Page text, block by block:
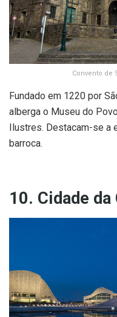
Convento de
Fundado em 1220 por
alberga o Museu do
Ilustres. Destacam-se a
barroca.
10. Cidade